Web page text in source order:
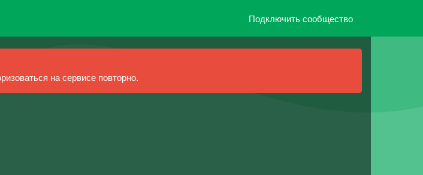
Подключить сообщество
на сервисе повторно.